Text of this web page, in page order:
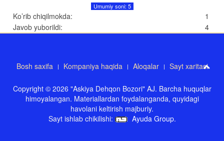
Umumiy soni: 5
Ko’rib chiqilmokda:
1
Javob yuborildi:
4
Bosh saxifa Kompaniya haqida Aloqalar Sayt xaritasi
Copyright © 2026 "Askiya Dehqon Bozori" AJ. Barcha huquqlar
himoyalangan. Materiallardan foydalanganda, quyidagi
havolani keltirish majburiy.
Sayt ishlab chikilishi:
Ayuda Group.